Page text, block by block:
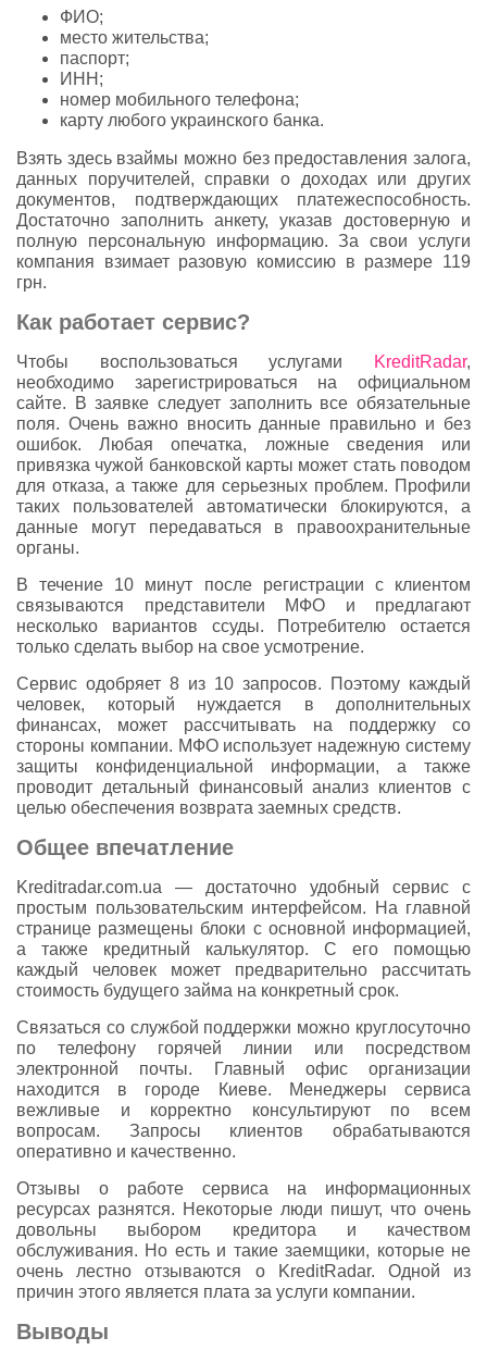
ФИО;
место жительства;
паспорт;
ИНН;
номер мобильного телефона;
карту любого украинского банка.
Взять здесь взаймы можно без предоставления залога,
данных поручителей, справки о доходах или других
документов, подтверждающих платежеспособность.
Достаточно заполнить анкету, указав достоверную и
полную персональную информацию. За свои услуги
компания взимает разовую комиссию в размере 119
грн.
Как работает сервис?
Чтобы воспользоваться услугами KreditRadar,
необходимо зарегистрироваться на официальном
сайте. В заявке следует заполнить все обязательные
поля. Очень важно вносить данные правильно и без
ошибок. Любая опечатка, ложные сведения или
привязка чужой банковской карты может стать поводом
для отказа, а также для серьезных проблем. Профили
таких пользователей автоматически блокируются, а
данные могут передаваться в правоохранительные
органы.
В течение 10 минут после регистрации с клиентом
связываются представители МФО и предлагают
несколько вариантов ссуды. Потребителю остается
только сделать выбор на свое усмотрение.
Сервис одобряет 8 из 10 запросов. Поэтому каждый
человек, который нуждается в дополнительных
финансах, может рассчитывать на поддержку со
стороны компании. МФО использует надежную систему
защиты конфиденциальной информации, а также
проводит детальный финансовый анализ клиентов с
целью обеспечения возврата заемных средств.
Общее впечатление
Kreditradar.com.ua — достаточно удобный сервис с
простым пользовательским интерфейсом. На главной
странице размещены блоки с основной информацией,
а также кредитный калькулятор. С его помощью
каждый человек может предварительно рассчитать
стоимость будущего займа на конкретный срок.
Связаться со службой поддержки можно круглосуточно
по телефону горячей линии или посредством
электронной почты. Главный офис организации
находится в городе Киеве. Менеджеры сервиса
вежливые и корректно консультируют по всем
вопросам. Запросы клиентов обрабатываются
оперативно и качественно.
Отзывы о работе сервиса на информационных
ресурсах разнятся. Некоторые люди пишут, что очень
довольны выбором кредитора и качеством
обслуживания. Но есть и такие заемщики, которые не
очень лестно отзываются о KreditRadar. Одной из
причин этого является плата за услуги компании.
Выводы